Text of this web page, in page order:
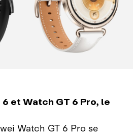
et Watch GT 6 Pro, le
Watch GT 6 Pro se